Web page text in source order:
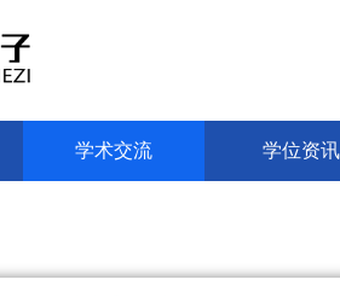
学术交流 学位资讯